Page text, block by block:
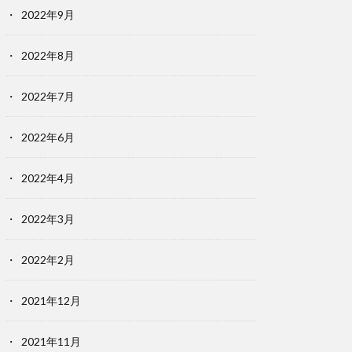
2022年9月
2022年8月
2022年7月
2022年6月
2022年4月
2022年3月
2022年2月
2021年12月
2021年11月